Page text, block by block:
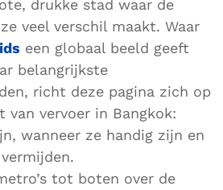
drukke stad waar de
veel verschil maakt. Waar
een globaal beeld geeft
belangrijkste
richt deze pagina zich op
van vervoer in Bangkok:
wanneer ze handig zijn en
tot boten over de